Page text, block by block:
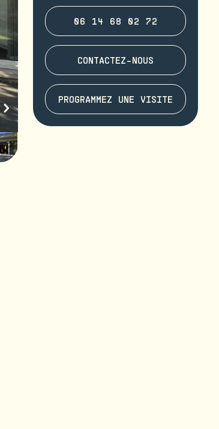
06 14 68 02 72
CONTACTEZ-NOUS
PROGRAMMEZ UNE VISITE